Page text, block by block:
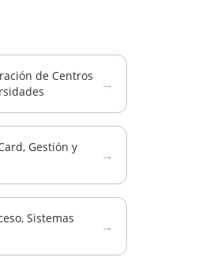
de Centros
→
Gestión y
→
Sistemas
→